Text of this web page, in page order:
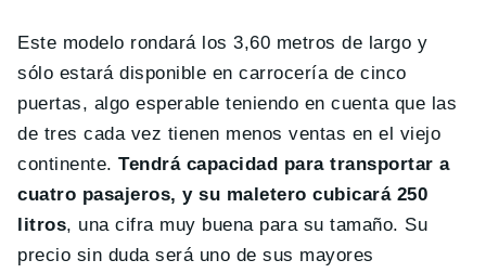
Este modelo rondará los 3,60 metros de largo y
sólo estará disponible en carrocería de cinco
puertas, algo esperable teniendo en cuenta que las
de tres cada vez tienen menos ventas en el viejo
continente.Tendrá capacidad para transportar a
cuatro pasajeros, y su maletero cubicará 250
litros, una cifra muy buena para su tamaño. Su
precio sin duda será uno de sus mayores